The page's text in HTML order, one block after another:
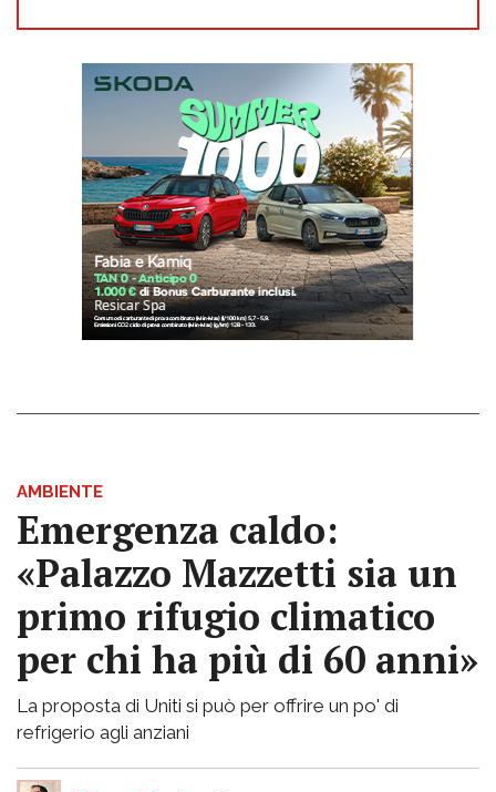
AMBIENTE
Emergenza caldo:
«Palazzo Mazzetti sia un
primo rifugio climatico
per chi ha più di 60 anni»
La proposta di Uniti si può per offrire un po' di
refrigerio agli anziani